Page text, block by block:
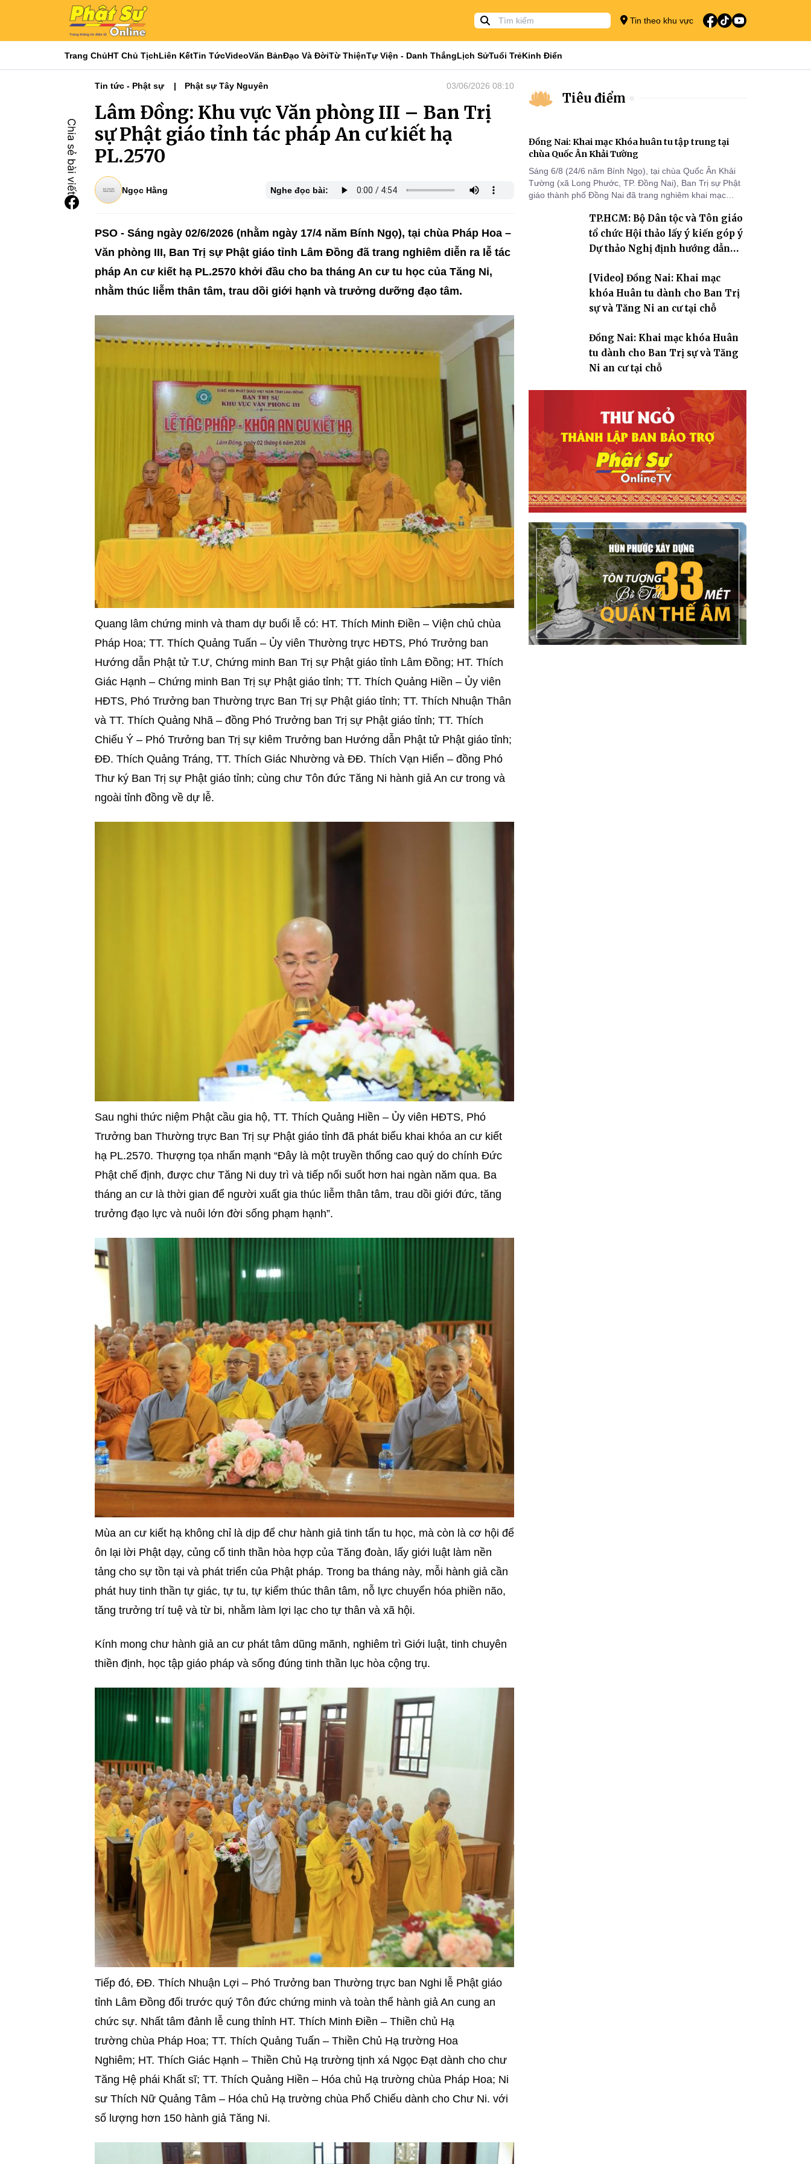
Tin theo khu vực
Trang ChủHT Chủ TịchLiên KếtTin TứcVideoVăn BảnĐạo Và ĐờiTừ ThiệnTự Viện - Danh ThắngLịch SửTuổi TrẻKinh Điển
Tin tức - Phật sự Phật sự Tây Nguyên 03/06/2026 08:10
Lâm Đồng: Khu vực Văn phòng III – Ban Trị
sự Phật giáo tỉnh tác pháp An cư kiết hạ
PL.2570
Ngọc Hằng Nghe đọc bài:
PSO - Sáng ngày 02/6/2026 (nhằm ngày 17/4 năm Bính Ngọ), tại chùa Pháp Hoa –
Văn phòng III, Ban Trị sự Phật giáo tỉnh Lâm Đồng đã trang nghiêm diễn ra lễ tác
pháp An cư kiết hạ PL.2570 khởi đầu cho ba tháng An cư tu học của Tăng Ni,
nhằm thúc liễm thân tâm, trau dồi giới hạnh và trưởng dưỡng đạo tâm.
Quang lâm chứng minh và tham dự buổi lễ có: HT. Thích Minh Điền – Viện chủ chùa
Pháp Hoa; TT. Thích Quảng Tuấn – Ủy viên Thường trực HĐTS, Phó Trưởng ban
Hướng dẫn Phật tử T.Ư, Chứng minh Ban Trị sự Phật giáo tỉnh Lâm Đồng; HT. Thích
Giác Hạnh – Chứng minh Ban Trị sự Phật giáo tỉnh; TT. Thích Quảng Hiền – Ủy viên
HĐTS, Phó Trưởng ban Thường trực Ban Trị sự Phật giáo tỉnh; TT. Thích Nhuận Thân
và TT. Thích Quảng Nhã – đồng Phó Trưởng ban Trị sự Phật giáo tỉnh; TT. Thích
Chiếu Ý – Phó Trưởng ban Trị sự kiêm Trưởng ban Hướng dẫn Phật tử Phật giáo tỉnh;
ĐĐ. Thích Quảng Tráng, TT. Thích Giác Nhường và ĐĐ. Thích Vạn Hiển – đồng Phó
Thư ký Ban Trị sự Phật giáo tỉnh; cùng chư Tôn đức Tăng Ni hành giả An cư trong và
ngoài tỉnh đồng về dự lễ.
Sau nghi thức niệm Phật cầu gia hộ, TT. Thích Quảng Hiền – Ủy viên HĐTS, Phó
Trưởng ban Thường trực Ban Trị sự Phật giáo tỉnh đã phát biểu khai khóa an cư kiết
hạ PL.2570. Thượng tọa nhấn mạnh “Đây là một truyền thống cao quý do chính Đức
Phật chế định, được chư Tăng Ni duy trì và tiếp nối suốt hơn hai ngàn năm qua. Ba
tháng an cư là thời gian để người xuất gia thúc liễm thân tâm, trau dồi giới đức, tăng
trưởng đạo lực và nuôi lớn đời sống phạm hạnh”.
Mùa an cư kiết hạ không chỉ là dịp để chư hành giả tinh tấn tu học, mà còn là cơ hội để
ôn lại lời Phật dạy, củng cố tinh thần hòa hợp của Tăng đoàn, lấy giới luật làm nền
tảng cho sự tồn tại và phát triển của Phật pháp. Trong ba tháng này, mỗi hành giả cần
phát huy tinh thần tự giác, tự tu, tự kiểm thúc thân tâm, nỗ lực chuyển hóa phiền não,
tăng trưởng trí tuệ và từ bi, nhằm làm lợi lạc cho tự thân và xã hội.
Kính mong chư hành giả an cư phát tâm dũng mãnh, nghiêm trì Giới luật, tinh chuyên
thiền định, học tập giáo pháp và sống đúng tinh thần lục hòa cộng trụ.
Tiếp đó, ĐĐ. Thích Nhuận Lợi – Phó Trưởng ban Thường trực ban Nghi lễ Phật giáo
tỉnh Lâm Đồng đối trước quý Tôn đức chứng minh và toàn thể hành giả An cung an
chức sự. Nhất tâm đảnh lễ cung thỉnh HT. Thích Minh Điền – Thiền chủ Hạ
trường chùa Pháp Hoa; TT. Thích Quảng Tuấn – Thiền Chủ Hạ trường Hoa
Nghiêm; HT. Thích Giác Hạnh – Thiền Chủ Hạ trường tịnh xá Ngọc Đạt dành cho chư
Tăng Hệ phái Khất sĩ; TT. Thích Quảng Hiền – Hóa chủ Hạ trường chùa Pháp Hoa; Ni
sư Thích Nữ Quảng Tâm – Hóa chủ Hạ trường chùa Phổ Chiếu dành cho Chư Ni. với
số lượng hơn 150 hành giả Tăng Ni.
Tiêu điểm
Đồng Nai: Khai mạc Khóa huân tu tập trung tại
chùa Quốc Ân Khải Tường
Sáng 6/8 (24/6 năm Bính Ngọ), tại chùa Quốc Ân Khải
Tường (xã Long Phước, TP. Đồng Nai), Ban Trị sự Phật
giáo thành phố Đồng Nai đã trang nghiêm khai mạc
2570 dành cho chư Tăng hành giả an cư tại chỗ khu vực
VII, VIII và trường hạ chùa Quốc Ân Khải Tường.
TP.HCM: Bộ Dân tộc và Tôn giáo
tổ chức Hội thảo lấy ý kiến góp ý
Dự thảo Nghị định hướng dẫn
giáo
[Video] Đồng Nai: Khai mạc
khóa Huân tu dành cho Ban Trị
sự và Tăng Ni an cư tại chỗ
Đồng Nai: Khai mạc khóa Huân
tu dành cho Ban Trị sự và Tăng
Ni an cư tại chỗ